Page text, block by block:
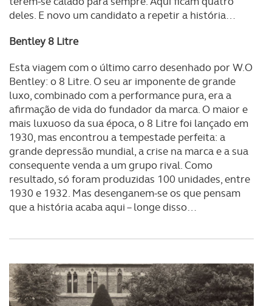
deles. E novo um candidato a repetir a história…
Bentley 8 Litre
Esta viagem com o último carro desenhado por W.O
Bentley: o 8 Litre. O seu ar imponente de grande
luxo, combinado com a performance pura, era a
afirmação de vida do fundador da marca. O maior e
mais luxuoso da sua época, o 8 Litre foi lançado em
1930, mas encontrou a tempestade perfeita: a
grande depressão mundial, a crise na marca e a sua
consequente venda a um grupo rival. Como
resultado, só foram produzidas 100 unidades, entre
1930 e 1932. Mas desenganem-se os que pensam
que a história acaba aqui – longe disso…